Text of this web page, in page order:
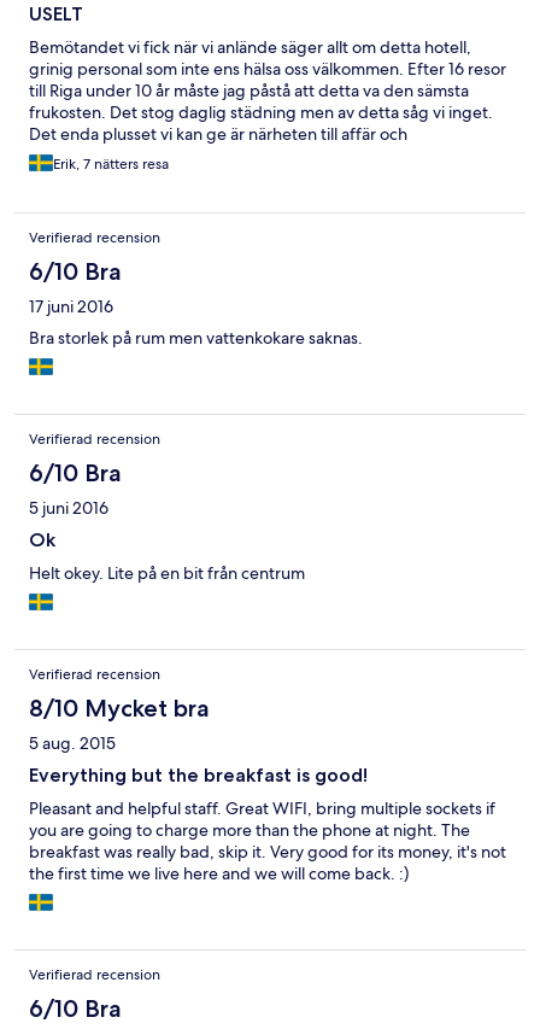
USELT
Bemötandet vi fick när vi anlände säger allt om detta hotell,
grinig personal som inte ens hälsa oss välkommen. Efter 16 resor
till Riga under 10 år måste jag påstå att detta va den sämsta
frukosten. Det stog daglig städning men av detta såg vi inget.
Det enda plusset vi kan ge är närheten till affär och
busshållplats.
Erik, 7 nätters resa
Verifierad recension
6/10 Bra
17 juni 2016
Bra storlek på rum men vattenkokare saknas.
Verifierad recension
6/10 Bra
5 juni 2016
Ok
Helt okey. Lite på en bit från centrum
Verifierad recension
8/10 Mycket bra
5 aug. 2015
Everything but the breakfast is good!
Pleasant and helpful staff. Great WIFI, bring multiple sockets if
you are going to charge more than the phone at night. The
breakfast was really bad, skip it. Very good for its money, it's not
the first time we live here and we will come back. :)
Verifierad recension
6/10 Bra